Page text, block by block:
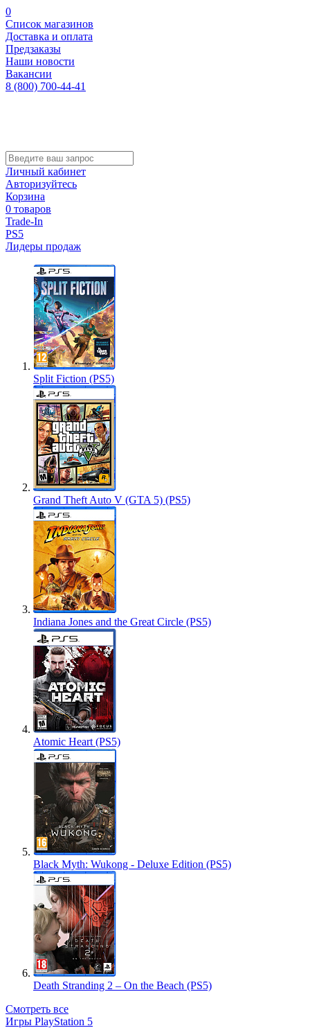
0
Список магазинов
Доставка и оплата
Предзаказы
Наши новости
Вакансии
8 (800) 700-44-41
Личный кабинет
Авторизуйтесь
Корзина
0 товаров
Trade-In
PS5
Лидеры продаж
Split Fiction (PS5)
Grand Theft Auto V (GTA 5) (PS5)
Indiana Jones and the Great Circle (PS5)
Atomic Heart (PS5)
Black Myth: Wukong - Deluxe Edition (PS5)
Death Stranding 2 – On the Beach (PS5)
Смотреть все
Игры PlayStation 5